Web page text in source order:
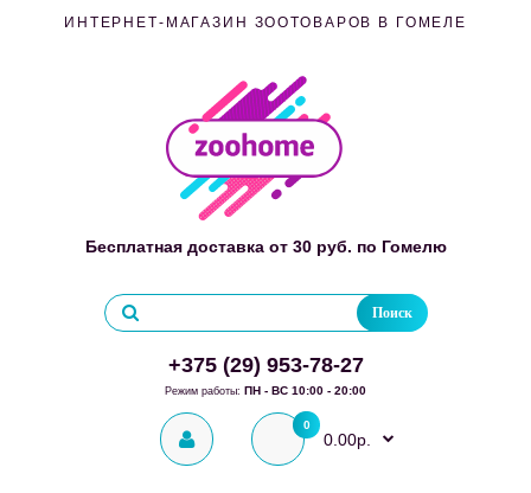
ИНТЕРНЕТ-МАГАЗИН ЗООТОВАРОВ В ГОМЕЛЕ
Бесплатная доставка от 30 руб. по Гомелю
Поиск
+375 (29) 953-78-27
Режим работы: ПН - ВС 10:00 - 20:00
0
0.00р.